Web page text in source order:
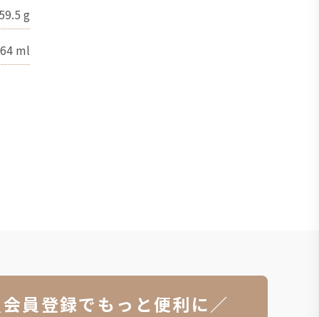
g
ml
員登録でもっと便利に／